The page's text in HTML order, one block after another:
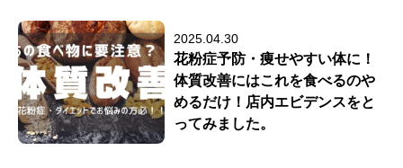
2025.04.30
花粉症予防・痩せやすい体に！
体質改善にはこれを食べるのや
めるだけ！店内エビデンスをと
ってみました。